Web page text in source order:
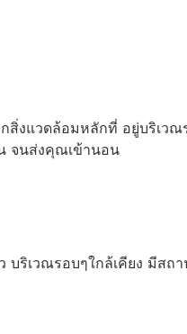
สิ่งแวดล้อมหลักที่ อยู่บริเว
จนส่งคุณเข้านอน
ริเวณรอบๆใกล้เคียง มีสถ